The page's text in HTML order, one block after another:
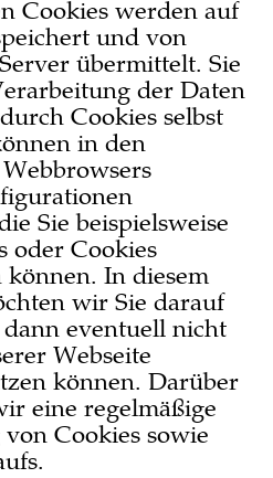
Cookies werden auf
und von
übermittelt. Sie
der Daten
Cookies selbst
in den
Sie beispielsweise
oder Cookies
können. In diesem
wir Sie darauf
dann eventuell nicht
Webseite
können. Darüber
eine regelmäßige
Cookies sowie